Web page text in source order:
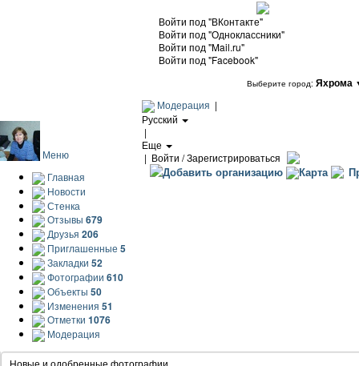
Войти под "ВКонтакте"
Войти под "Одноклассники"
Войти под "Mail.ru"
Войти под "Facebook"
Выберите город: Яхрома
Модерация |
Русский
|
Еще
| Войти / Зарегистрироваться
Добавить организацию Карта
Меню
Главная
Новости
Стенка
Отзывы 679
Друзья 206
Приглашенные 5
Закладки 52
Фотографии 610
Объекты 50
Изменения 51
Отметки 1076
Модерация